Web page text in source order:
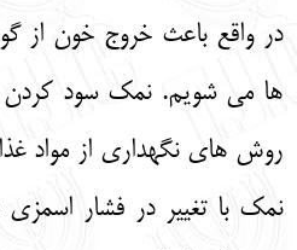
در واقع باعث خروج خون از
ها می‌ شویم. نمک سود
روش‌ های نگهداری از مواد
نمک با تغییر در فشار